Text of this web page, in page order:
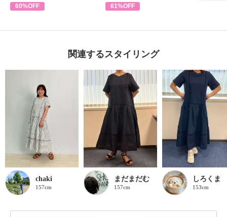
60%OFF 61%OFF
関連するスタイリング
chaki
157cm
まだまだむ
157cm
しろくま
153cm